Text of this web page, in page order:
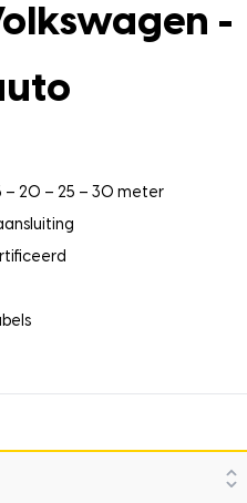
-
– 20 – 25 – 30 meter